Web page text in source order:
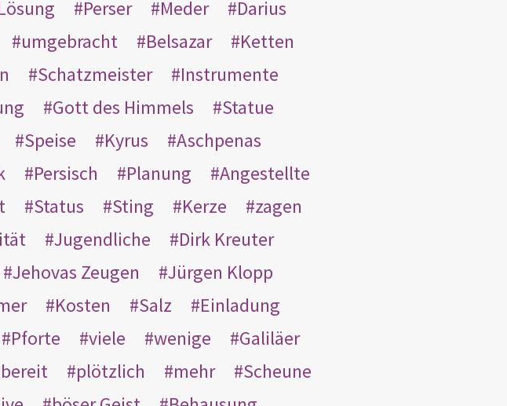
Perser Meder
Darius
umgebracht Belsazar
Ketten
Schatzmeister
Instrumente
Gott des Himmels
Statue
Speise Kyrus
Aschpenas
Persisch Planung
Angestellte
Status Sting Kerze
zagen
Jugendliche
Dirk Kreuter
Jehovas Zeugen
Jürgen Klopp
Kosten Salz
Einladung
Pforte viele wenige
Galiläer
bereit plötzlich mehr
Scheune